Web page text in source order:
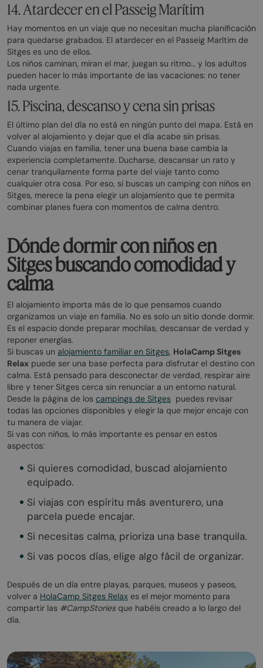
14. Atardecer en el Passeig Marítim
Hay momentos en un viaje que no necesitan mucha planificación
para quedarse grabados. El atardecer en el Passeig Marítim de
Sitges es uno de ellos.
Los niños caminan, miran el mar, juegan su ritmo… y los adultos
pueden hacer lo más importante de las vacaciones: no tener
nada urgente.
15. Piscina, descanso y cena sin prisas
El último plan del día no está en ningún punto del mapa. Está en
volver al alojamiento y dejar que el día acabe sin prisas.
Cuando viajas en familia, tener una buena base cambia la
experiencia completamente. Ducharse, descansar un rato y
cenar tranquilamente forma parte del viaje tanto como
cualquier otra cosa. Por eso, si buscas un camping con niños en
Sitges, merece la pena elegir un alojamiento que te permita
combinar planes fuera con momentos de calma dentro.
Dónde dormir con niños en
Sitges buscando comodidad y
calma
El alojamiento importa más de lo que pensamos cuando
organizamos un viaje en familia. No es solo un sitio donde dormir.
Es el espacio donde preparar mochilas, descansar de verdad y
reponer energías.
Si buscas un alojamiento familiar en Sitges, HolaCamp Sitges
Relax puede ser una base perfecta para disfrutar el destino con
calma. Está pensado para desconectar de verdad, respirar aire
libre y tener Sitges cerca sin renunciar a un entorno natural.
Desde la página de los campings de Sitges puedes revisar
todas las opciones disponibles y elegir la que mejor encaje con
tu manera de viajar.
Si vas con niños, lo más importante es pensar en estos
aspectos:
Si quieres comodidad, buscad alojamiento
equipado.
Si viajas con espíritu más aventurero, una
parcela puede encajar.
Si necesitas calma, prioriza una base tranquila.
Si vas pocos días, elige algo fácil de organizar.
Después de un día entre playas, parques, museos y paseos,
volver a HolaCamp Sitges Relax es el mejor momento para
compartir las #CampStoriesque habéis creado a lo largo del
día.